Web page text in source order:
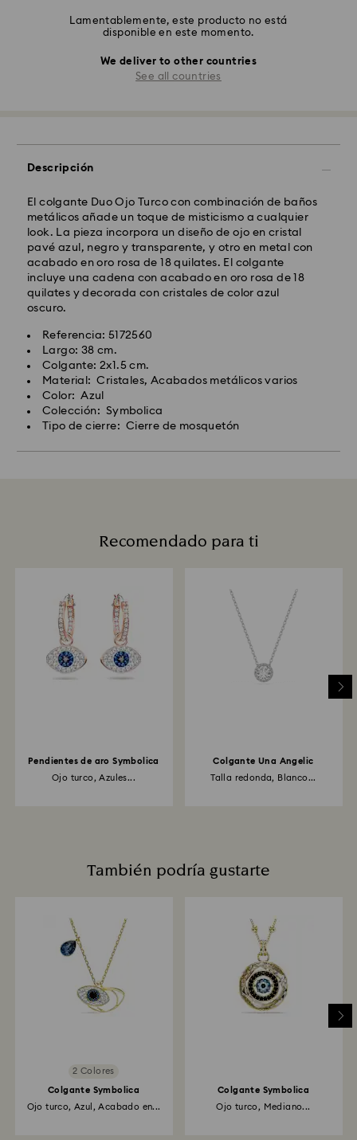
Lamentablemente, este producto no está
disponible en este momento.
We deliver to other countries
See all countries
Descripción
El colgante Duo Ojo Turco con combinación de baños
metálicos añade un toque de misticismo a cualquier
look. La pieza incorpora un diseño de ojo en cristal
pavé azul, negro y transparente, y otro en metal con
acabado en oro rosa de 18 quilates. El colgante
incluye una cadena con acabado en oro rosa de 18
quilates y decorada con cristales de color azul
oscuro.
Referencia: 5172560
Largo: 38 cm.
Colgante: 2x1.5 cm.
Material: Cristales, Acabados metálicos varios
Color: Azul
Colección: Symbolica
Tipo de cierre: Cierre de mosquetón
Recomendado para ti
Pendientes de aro Symbolica
Ojo turco, Azules...
Colgante Una Angelic
Talla redonda, Blanco...
También podría gustarte
2 Colores
Colgante Symbolica
Ojo turco, Azul, Acabado en...
Colgante Symbolica
Ojo turco, Mediano...